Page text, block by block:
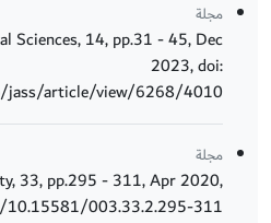
مجلة
Sciences, 14, pp.31 - 45, Dec
2023, doi:
jass/article/view/6268/4010
مجلة
33, pp.295 - 311, Apr 2020,
10.15581/003.33.2.295-311